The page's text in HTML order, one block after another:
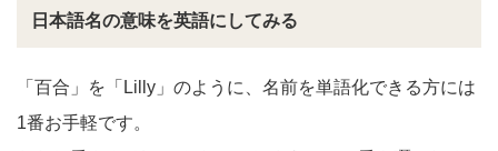
日本語名の意味を英語にしてみる
「百合」を「Lilly」のように、名前を単語化できる方には
1番お手軽です。